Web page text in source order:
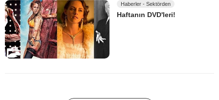
Haberler - Sektörden
Haftanın DVD'leri!